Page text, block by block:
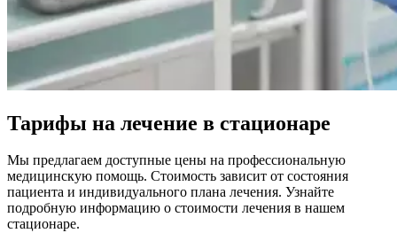
Тарифы на лечение в стационаре
Мы предлагаем доступные цены на профессиональную
медицинскую помощь. Стоимость зависит от состояния
пациента и индивидуального плана лечения. Узнайте
подробную информацию о стоимости лечения в нашем
стационаре.